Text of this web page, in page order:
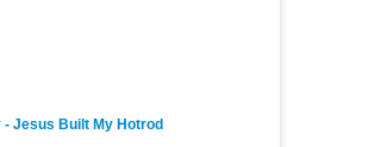
- Jesus Built My Hotrod